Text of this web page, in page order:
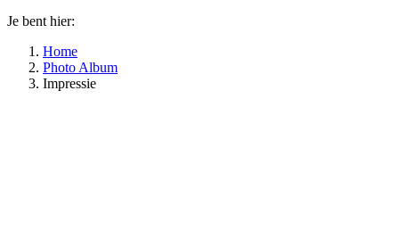
Je bent hier:
Home
Photo Album
Impressie